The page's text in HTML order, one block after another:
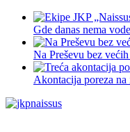
Gde danas nema
Na Preševu bez
Akontacija poreza